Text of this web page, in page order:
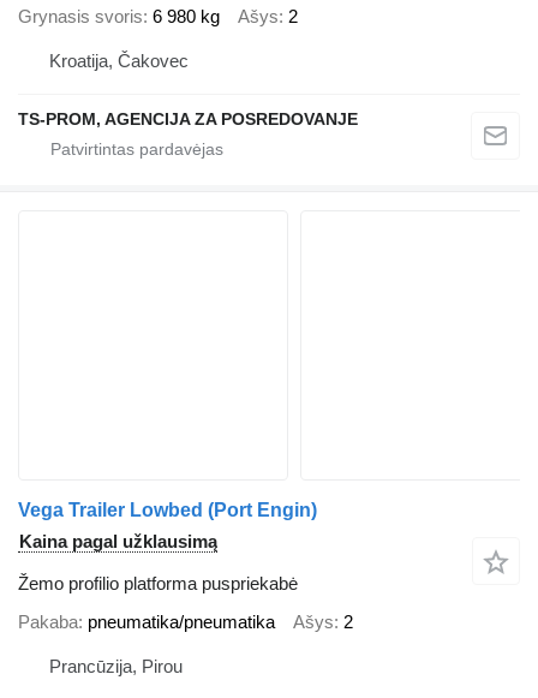
Grynasis svoris 6 980 kg Ašys 2
Kroatija, Čakovec
TS-PROM, AGENCIJA ZA POSREDOVANJE
Vega Trailer Lowbed (Port Engin)
Kaina pagal užklausimą
Žemo profilio platforma puspriekabė
Pakaba pneumatika/pneumatika Ašys 2
Prancūzija, Pirou